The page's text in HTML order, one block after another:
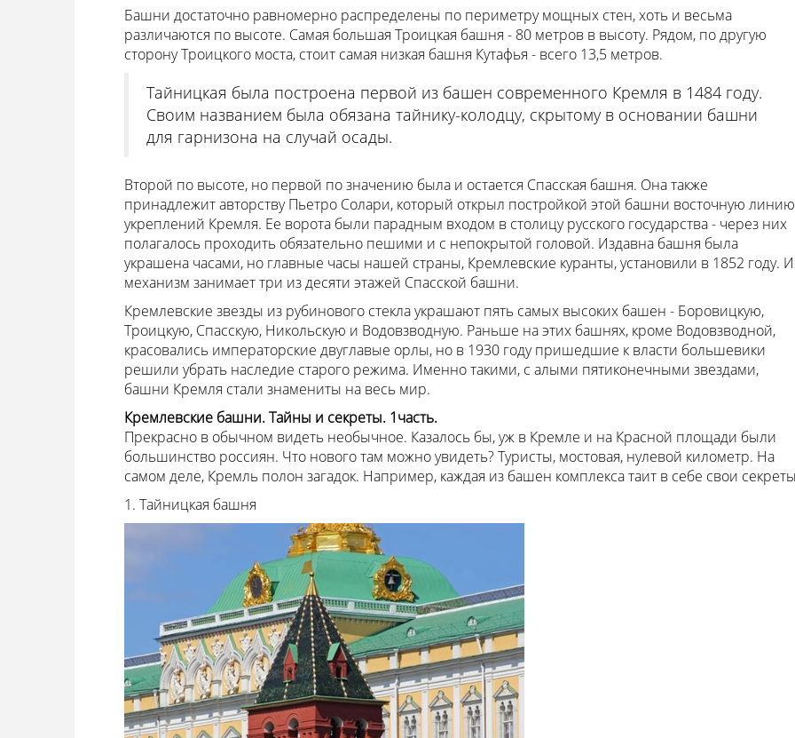
Башни достаточно равномерно распределены по периметру мощных стен, хоть и весьма
различаются по высоте. Самая большая Троицкая башня - 80 метров в высоту. Рядом, по другую
сторону Троицкого моста, стоит самая низкая башня Кутафья - всего 13,5 метров.
Тайницкая была построена первой из башен современного Кремля в 1484 году.
Своим названием была обязана тайнику-колодцу, скрытому в основании башни
для гарнизона на случай осады.
Второй по высоте, но первой по значению была и остается Спасская башня. Она также
принадлежит авторству Пьетро Солари, который открыл постройкой этой башни восточную линию
укреплений Кремля. Ее ворота были парадным входом в столицу русского государства - через них
полагалось проходить обязательно пешими и с непокрытой головой. Издавна башня была
украшена часами, но главные часы нашей страны, Кремлевские куранты, установили в 1852 году.
механизм занимает три из десяти этажей Спасской башни.
Кремлевские звезды из рубинового стекла украшают пять самых высоких башен - Боровицкую,
Троицкую, Спасскую, Никольскую и Водовзводную. Раньше на этих башнях, кроме Водовзводной,
красовались императорские двуглавые орлы, но в 1930 году пришедшие к власти большевики
решили убрать наследие старого режима. Именно такими, с алыми пятиконечными звездами,
башни Кремля стали знамениты на весь мир.
Кремлевские башни. Тайны и секреты. 1часть.
Прекрасно в обычном видеть необычное. Казалось бы, уж в Кремле и на Красной площади были
большинство россиян. Что нового там можно увидеть? Туристы, мостовая, нулевой километр. На
самом деле, Кремль полон загадок. Например, каждая из башен комплекса таит в себе свои
1. Тайницкая башня